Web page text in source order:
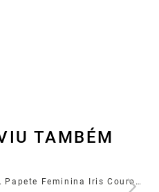
TAMBÉM
Papete Feminina Iris Couro Verde Oliva